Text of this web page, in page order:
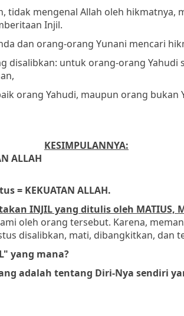
tidak mengenal Allah oleh hikmatnya,
Injil.
dan orang-orang Yunani mencari
disalibkan: untuk orang-orang
orang Yahudi, maupun orang bukan
ALLAH
KESIMPULANNYA:
= KEKUATAN ALLAH.
INJIL yang ditulis oleh MATIUS,
oleh orang tersebut. Karena,
disalibkan, mati, dibangkitkan, dan
yang mana?
adalah tentang Diri-Nya sendiri